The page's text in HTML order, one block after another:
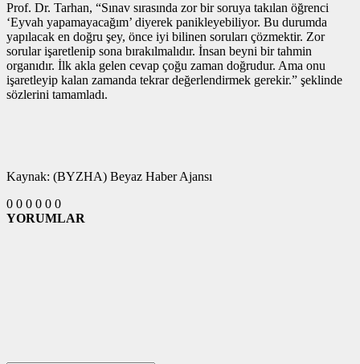
Prof. Dr. Tarhan, “Sınav sırasında zor bir soruya takılan öğrenci
‘Eyvah yapamayacağım’ diyerek panikleyebiliyor. Bu durumda
yapılacak en doğru şey, önce iyi bilinen soruları çözmektir. Zor
sorular işaretlenip sona bırakılmalıdır. İnsan beyni bir tahmin
organıdır. İlk akla gelen cevap çoğu zaman doğrudur. Ama onu
işaretleyip kalan zamanda tekrar değerlendirmek gerekir.” şeklinde
sözlerini tamamladı.
Kaynak: (BYZHA) Beyaz Haber Ajansı
0 0 0 0 0 0
YORUMLAR